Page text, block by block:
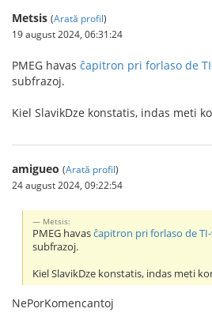
Metsis (Arată profil)
19 august 2024, 06:31:24
PMEG havas ĉapitron pri forlaso de
subfrazoj.
Kiel SlavikDze konstatis, indas meti
amigueo (Arată profil)
24 august 2024, 09:22:54
Metsis:
PMEG havasĉapitron pri forlaso de
subfrazoj.
Kiel SlavikDze konstatis, indas meti
NePorKomencantoj